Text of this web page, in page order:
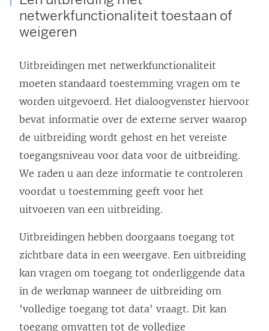
r
i
n
w
v
e
n
s
t
netwerkfunctionaliteit toestaan of
weigeren
Uitbreidingen met netwerkfunctionaliteit
moeten standaard toestemming vragen om te
worden uitgevoerd. Het dialoogvenster hiervoor
bevat informatie over de externe server waarop
de uitbreiding wordt gehost en het vereiste
toegangsniveau voor data voor de uitbreiding.
We raden u aan deze informatie te controleren
voordat u toestemming geeft voor het
uitvoeren van een uitbreiding.
Uitbreidingen hebben doorgaans toegang tot
zichtbare data in een weergave. Een uitbreiding
kan vragen om toegang tot onderliggende data
in de werkmap wanneer de uitbreiding om
'volledige toegang tot data' vraagt. Dit kan
toegang omvatten tot de volledige